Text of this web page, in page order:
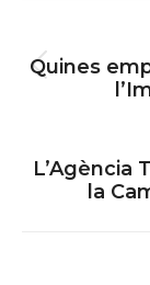
Quines
L’Agència
la